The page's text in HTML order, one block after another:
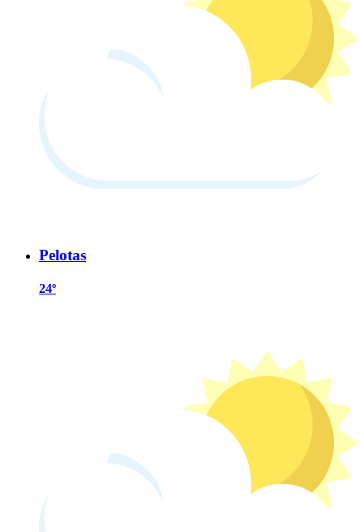
Pelotas
24º